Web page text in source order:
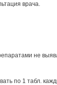
врача.
не
по 1 табл.